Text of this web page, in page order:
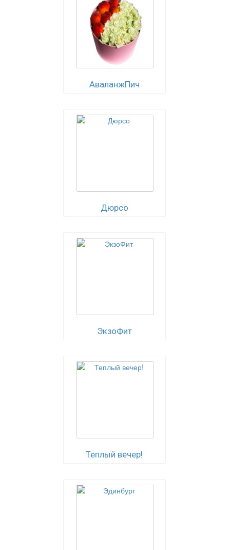
АваланжПич
Дюрсо
ЭкзоФит
Теплый вечер!